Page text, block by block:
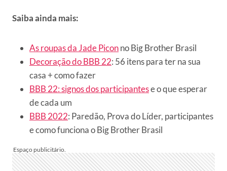
Saiba ainda mais:
As roupas da Jade Piconno Big Brother Brasil
Decoração do BBB 22: 56 itens para ter na sua
casa + como fazer
BBB 22: signos dos participantese o que esperar
de cada um
BBB 2022: Paredão, Prova do Líder, participantes
e como funciona o Big Brother Brasil